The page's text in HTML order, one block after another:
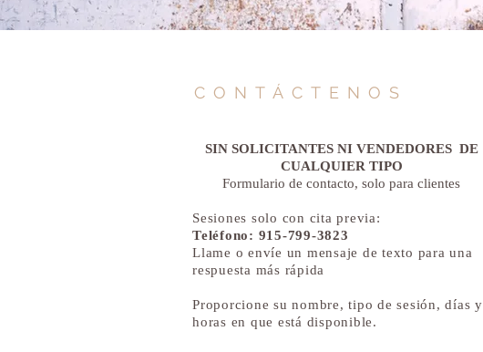
CONTÁCTENOS
SIN SOLICITANTES NI VENDEDORES DE
CUALQUIER TIPO
Formulario de contacto, solo para clientes
Sesiones solo con cita previa:
Teléfono: 915-799-3823
Llame o envíe un mensaje de texto para una
respuesta más rápida
Proporcione su nombre, tipo de sesión, días y
horas en que está disponible.